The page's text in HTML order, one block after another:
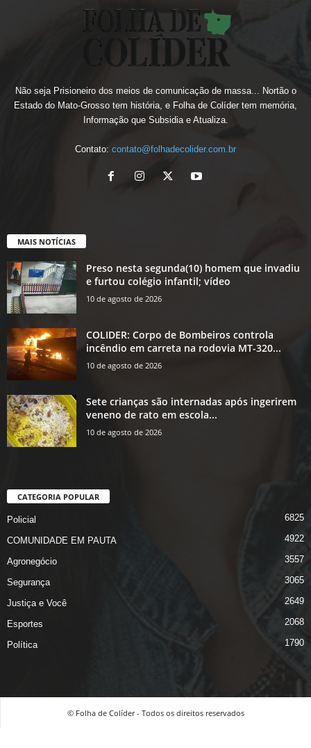
Não seja Prisioneiro dos meios de comunicação de massa... Nortão o
Estado do Mato-Grosso tem história, e Folha de Colíder tem memória,
Informação que Subsidia e Atualiza.
Contato: contato@folhadecolider.com.br
MAIS NOTÍCIAS
Preso nesta segunda(10) homem que invadiu
e furtou colégio infantil; vídeo
10 de agosto de 2026
COLIDER: Corpo de Bombeiros controla
incêndio em carreta na rodovia MT-320...
10 de agosto de 2026
Sete crianças são internadas após ingerirem
veneno de rato em escola...
10 de agosto de 2026
CATEGORIA POPULAR
Policial 6825
COMUNIDADE EM PAUTA 4922
Agronegócio 3557
Segurança 3065
Justiça e Você 2649
Esportes 2068
Política 1790
© Folha de Colíder - Todos os direitos reservados